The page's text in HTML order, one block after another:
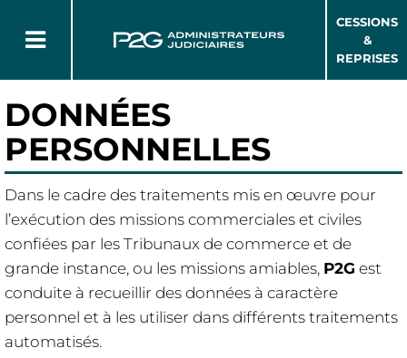
CESSIONS
&
REPRISES
DONNÉES
PERSONNELLES
Dans le cadre des traitements mis en œuvre pour
l’exécution des missions commerciales et civiles
confiées par les Tribunaux de commerce et de
grande instance, ou les missions amiables, P2G est
conduite à recueillir des données à caractère
personnel et à les utiliser dans différents traitements
automatisés.